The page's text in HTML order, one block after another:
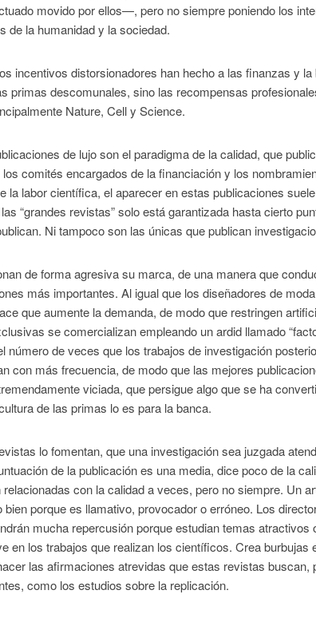
movido por ellos—, pero no siempre poniendo los
de la humanidad y la sociedad.
incentivos distorsionadores han hecho a las finanzas y
primas descomunales, sino las recompensas
Nature, Cell y Science.
de lujo son el paradigma de la calidad, que
comités encargados de la financiación y los
la labor científica, el aparecer en estas publicaciones
“grandes revistas” solo está garantizada hasta cierto
Ni tampoco son las únicas que publican
de forma agresiva su marca, de una manera que
más importantes. Al igual que los diseñadores de
que aumente la demanda, de modo que restringen
se comercializan empleando un ardid llamado
número de veces que los trabajos de investigación
con más frecuencia, de modo que las mejores
viciada, que persigue algo que se ha
de las primas lo es para la banca.
lo fomentan, que una investigación sea juzgada
de la publicación es una media, dice poco de la
con la calidad a veces, pero no siempre. Un
porque es llamativo, provocador o erróneo. Los
mucha repercusión porque estudian temas
en los trabajos que realizan los científicos. Crea burbujas
las afirmaciones atrevidas que estas revistas buscan,
como los estudios sobre la replicación.